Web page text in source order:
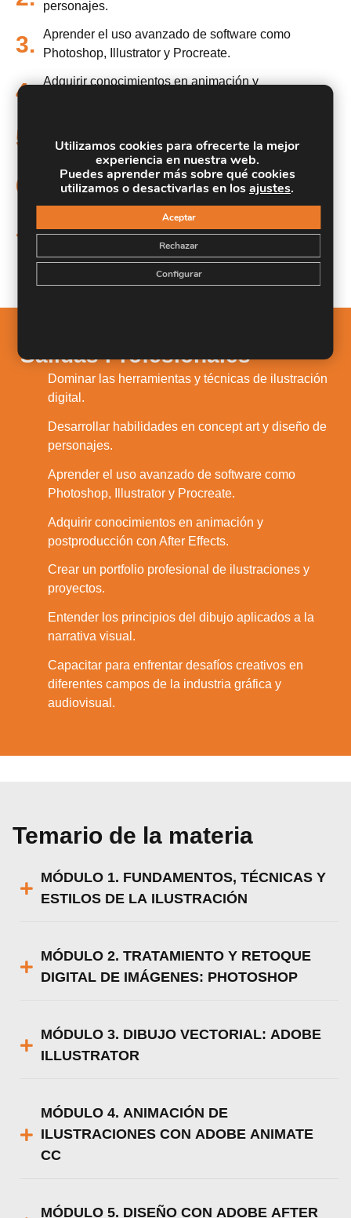
personajes.
3.
Aprender el uso avanzado de software como
Photoshop, Illustrator y Procreate.
4. Adquirir conocimientos en animación y
5.
proyectos.
6.
Entender los principios del dibujo aplicados a la
narrativa visual.
7.
Capacitar para enfrentar desafíos creativos en
diferentes campos de la industria gráfica y
audiovisual.
Salidas Profesionales
Dominar las herramientas y técnicas de ilustración
digital.
Desarrollar habilidades en concept art y diseño de
personajes.
Aprender el uso avanzado de software como
Photoshop, Illustrator y Procreate.
Adquirir conocimientos en animación y
postproducción con After Effects.
Crear un portfolio profesional de ilustraciones y
proyectos.
Entender los principios del dibujo aplicados a la
narrativa visual.
Capacitar para enfrentar desafíos creativos en
diferentes campos de la industria gráfica y
audiovisual.
Temario de la materia
MÓDULO 1. FUNDAMENTOS, TÉCNICAS Y
ESTILOS DE LA ILUSTRACIÓN
MÓDULO 2. TRATAMIENTO Y RETOQUE
DIGITAL DE IMÁGENES: PHOTOSHOP
MÓDULO 3. DIBUJO VECTORIAL: ADOBE
ILLUSTRATOR
MÓDULO 4. ANIMACIÓN DE
ILUSTRACIONES CON ADOBE ANIMATE
CC
MÓDULO 5. DISEÑO CON ADOBE AFTER
Utilizamos cookies para ofrecerte la mejor
experiencia en nuestra web.
Puedes aprender más sobre qué cookies
utilizamos o desactivarlas en losajustes.
Aceptar
Rechazar
Configurar